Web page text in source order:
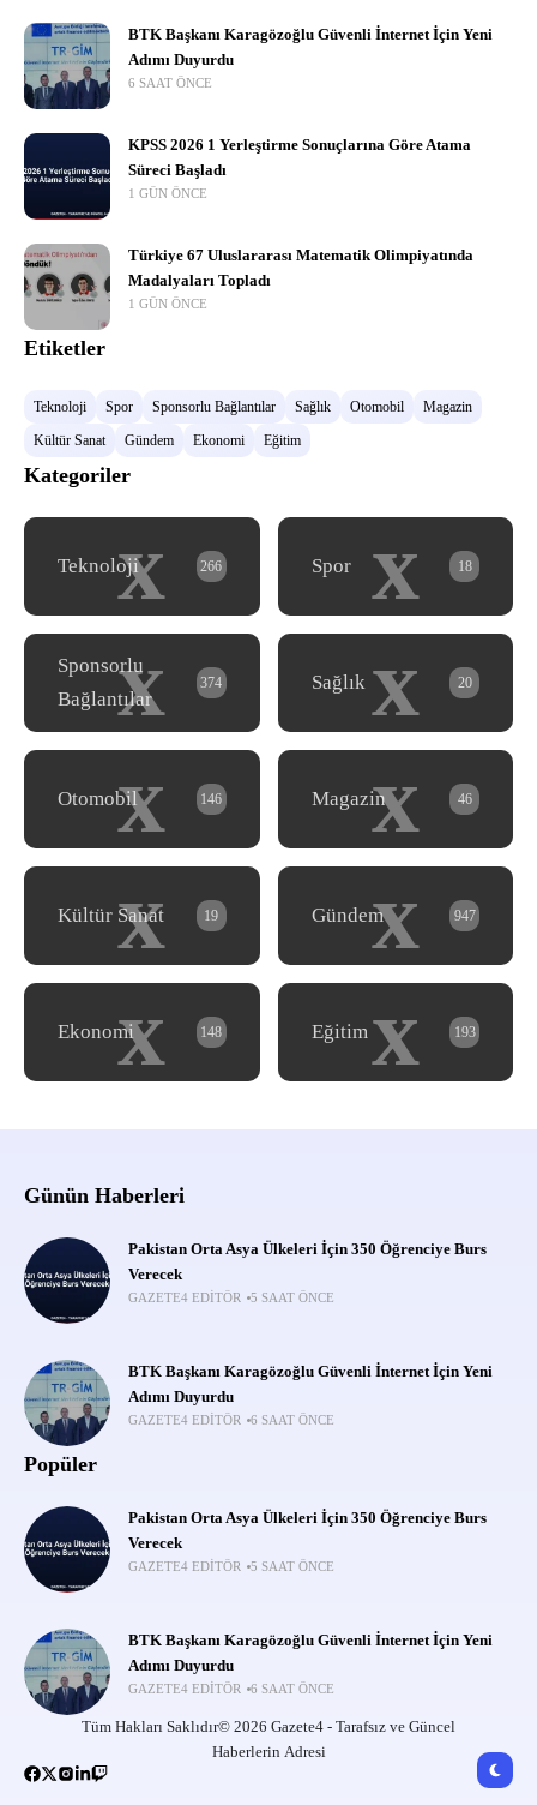
BTK Başkanı Karagözoğlu Güvenli İnternet İçin Yeni
Adımı Duyurdu
6 SAAT ÖNCE
KPSS 2026 1 Yerleştirme Sonuçlarına Göre Atama
Süreci Başladı
1 GÜN ÖNCE
Türkiye 67 Uluslararası Matematik Olimpiyatında
Madalyaları Topladı
1 GÜN ÖNCE
Etiketler
Teknoloji Spor Sponsorlu Bağlantılar Sağlık Otomobil
Magazin
Kültür Sanat
Gündem Ekonomi Eğitim
Kategoriler
x
Teknoloji 266 x
Spor 18
x
Sponsorlu
Bağlantılar
374 x
Sağlık 20
x
Otomobil 146 x
Magazin 46
x
Kültür Sanat 19 x
Gündem 947
x
Ekonomi 148 x
Eğitim 193
Günün Haberleri
Pakistan Orta Asya Ülkeleri İçin 350 Öğrenciye Burs
Verecek
GAZETE4 EDITÖR 5 SAAT ÖNCE
BTK Başkanı Karagözoğlu Güvenli İnternet İçin Yeni
Adımı Duyurdu
GAZETE4 EDITÖR 6 SAAT ÖNCE
Popüler
Pakistan Orta Asya Ülkeleri İçin 350 Öğrenciye Burs
Verecek
GAZETE4 EDITÖR 5 SAAT ÖNCE
BTK Başkanı Karagözoğlu Güvenli İnternet İçin Yeni
Adımı Duyurdu
GAZETE4 EDITÖR 6 SAAT ÖNCE
Tüm Hakları Saklıdır© 2026 Gazete4 - Tarafsız ve Güncel
Haberlerin Adresi